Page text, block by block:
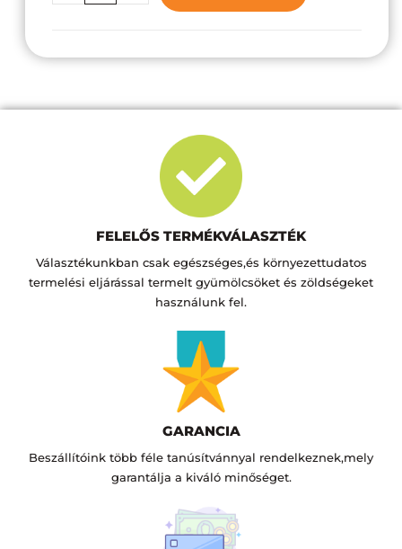
FELELŐS TERMÉKVÁLASZTÉK
Választékunkban csak egészséges,és környezettudatos
termelési eljárással termelt gyümölcsöket és zöldségeket
használunk fel.
GARANCIA
Beszállítóink több féle tanúsítvánnyal rendelkeznek,mely
garantálja a kiváló minőséget.